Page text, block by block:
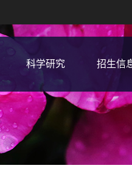
科学研究 招生信